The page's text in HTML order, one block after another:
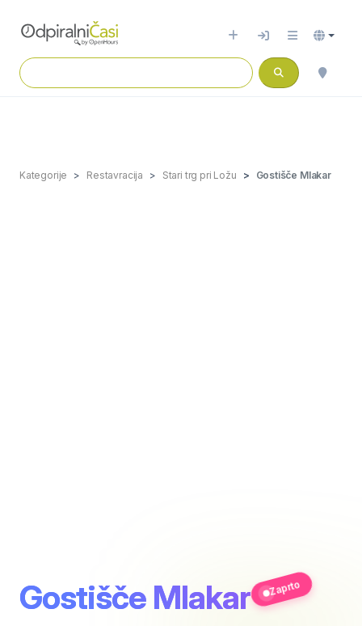
Kategorije Restavracija Stari trg pri Ložu Gostišče Mlakar
Gostišče Mlakar Zaprto